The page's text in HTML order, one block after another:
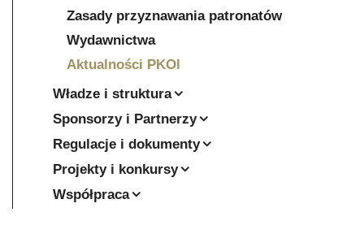
Zasady przyznawania patronatów
Wydawnictwa
Aktualności PKOl
Władze i struktura
Sponsorzy i Partnerzy
Regulacje i dokumenty
Projekty i konkursy
Współpraca